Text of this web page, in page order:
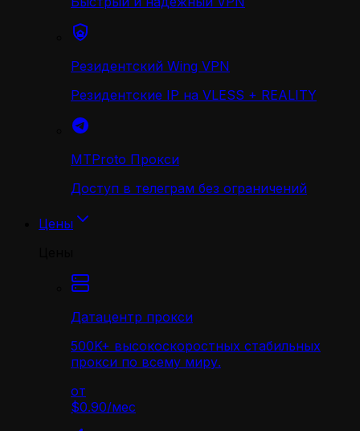
Резидентский Wing VPN
Резидентские IP на VLESS + REALITY
MTProto Прокси
Доступ в телеграм без ограничений
Цены
Датацентр прокси
500K+ высокоскоростных стабильных
прокси по всему миру.
от
$0.90/мес